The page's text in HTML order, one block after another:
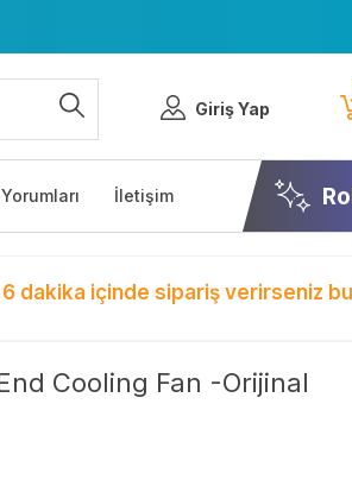
Giriş Yap
İletişim
6 dakika içinde sipariş verirseniz
Cooling Fan -Orijinal